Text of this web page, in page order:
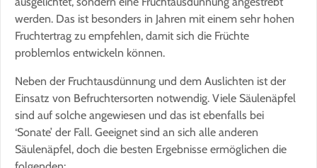
werden. Das ist besonders in Jahren mit einem sehr hohen
Fruchtertrag zu empfehlen, damit sich die Früchte
problemlos entwickeln können.
Neben der Fruchtausdünnung und dem Auslichten ist der
Einsatz von Befruchtersorten notwendig. Viele Säulenäpfel
sind auf solche angewiesen und das ist ebenfalls bei
‘Sonate’ der Fall. Geeignet sind an sich alle anderen
Säulenäpfel, doch die besten Ergebnisse ermöglichen die